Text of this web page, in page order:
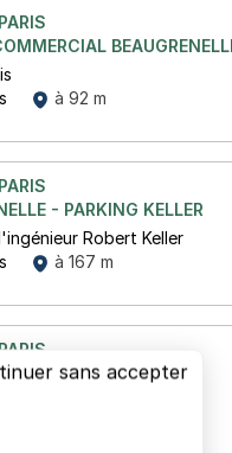
à 92 m
- PARKING KELLER
Robert Keller
à 167 m
- CHARLES MICHELS
sans accepter